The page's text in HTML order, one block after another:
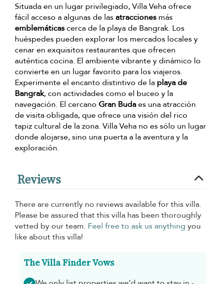
Situada en un lugar privilegiado, Villa Veha ofrece
fácil acceso a algunas de lasatracciones más
emblemáticascerca de la playa de Bangrak. Los
huéspedes pueden explorar los mercados locales y
cenar en exquisitos restaurantes que ofrecen
auténtica cocina. El ambiente vibrante y dinámico lo
convierte en un lugar favorito para los viajeros.
Experimente el encanto distintivo de la playa de
Bangrak, con actividades como el buceo y la
navegación. El cercano Gran Budaes una atracción
de visita obligada, que ofrece una visión del rico
tapiz cultural de la zona. Villa Veha no es sólo un lugar
donde alojarse, sino una puerta a la aventura y la
exploración.
Reviews
There are currently no reviews available for this villa.
Please be assured that this villa has been thoroughly
vetted by our team. Feel free to ask us anything you
like about this villa!
The Villa Finder Vows